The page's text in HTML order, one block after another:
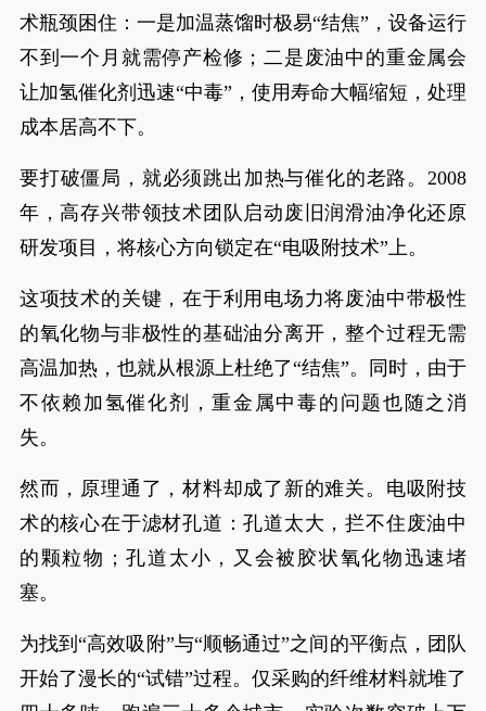
术瓶颈困住：一是加温蒸馏时极易“结焦”，设备运行
不到一个月就需停产检修；二是废油中的重金属会
让加氢催化剂迅速“中毒”，使用寿命大幅缩短，处理
成本居高不下。
要打破僵局，就必须跳出加热与催化的老路。2008
年，高存兴带领技术团队启动废旧润滑油净化还原
研发项目，将核心方向锁定在“电吸附技术”上。
这项技术的关键，在于利用电场力将废油中带极性
的氧化物与非极性的基础油分离开，整个过程无需
高温加热，也就从根源上杜绝了“结焦”。同时，由于
不依赖加氢催化剂，重金属中毒的问题也随之消
失。
然而，原理通了，材料却成了新的难关。电吸附技
术的核心在于滤材孔道：孔道太大，拦不住废油中
的颗粒物；孔道太小，又会被胶状氧化物迅速堵
塞。
为找到“高效吸附”与“顺畅通过”之间的平衡点，团队
开始了漫长的“试错”过程。仅采购的纤维材料就堆了